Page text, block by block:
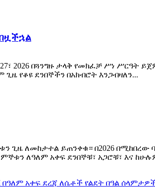
2026 በጓንግዙ ታላቅ የመክፈቻ ሥነ ሥርዓት
የቆዩ ደንበኞችን በአክብሮት እንጋብዛለን...
ጊዜ ለመከታተል ይጠንቀቁ። በ2026 በሚከበረው
ለዓለም አቀፍ ደንበኞቹ፣ አጋሮቹ፣ እና